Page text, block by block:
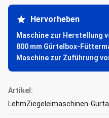
Hervorheben
Maschine zur Herstellung
800 mm Gürtelbox-
Maschine zur Zuführung
Artikel:
LehmZiegeleimaschinen-